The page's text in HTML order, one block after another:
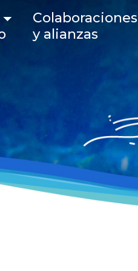
navigation
Colaboraciones
y alianzas